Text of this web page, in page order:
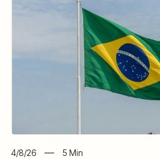
4/8/26 5 Min